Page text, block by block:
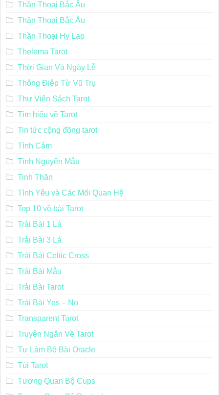
Thần Thoại Bắc Âu
Thần Thoại Bắc Âu
Thần Thoại Hy Lạp
Thelema Tarot
Thời Gian Và Ngày Lễ
Thông Điệp Từ Vũ Trụ
Thư Viện Sách Tarot
Tìm hiểu về Tarot
Tin tức cộng đồng tarot
Tình Cảm
Tính Nguyên Mẫu
Tinh Thần
Tình Yêu và Các Mối Quan Hệ
Top 10 về bài Tarot
Trải Bài 1 Lá
Trải Bài 3 Lá
Trải Bài Celtic Cross
Trải Bài Mẫu
Trải Bài Tarot
Trải Bài Yes – No
Transparent Tarot
Truyện Ngắn Về Tarot
Tự Làm Bộ Bài Oracle
Túi Tarot
Tương Quan Bộ Cups